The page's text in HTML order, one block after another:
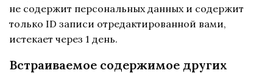
не содержит персональных данных и содержит
только ID записи отредактированной вами,
истекает через 1 день.
Встраиваемое содержимое других